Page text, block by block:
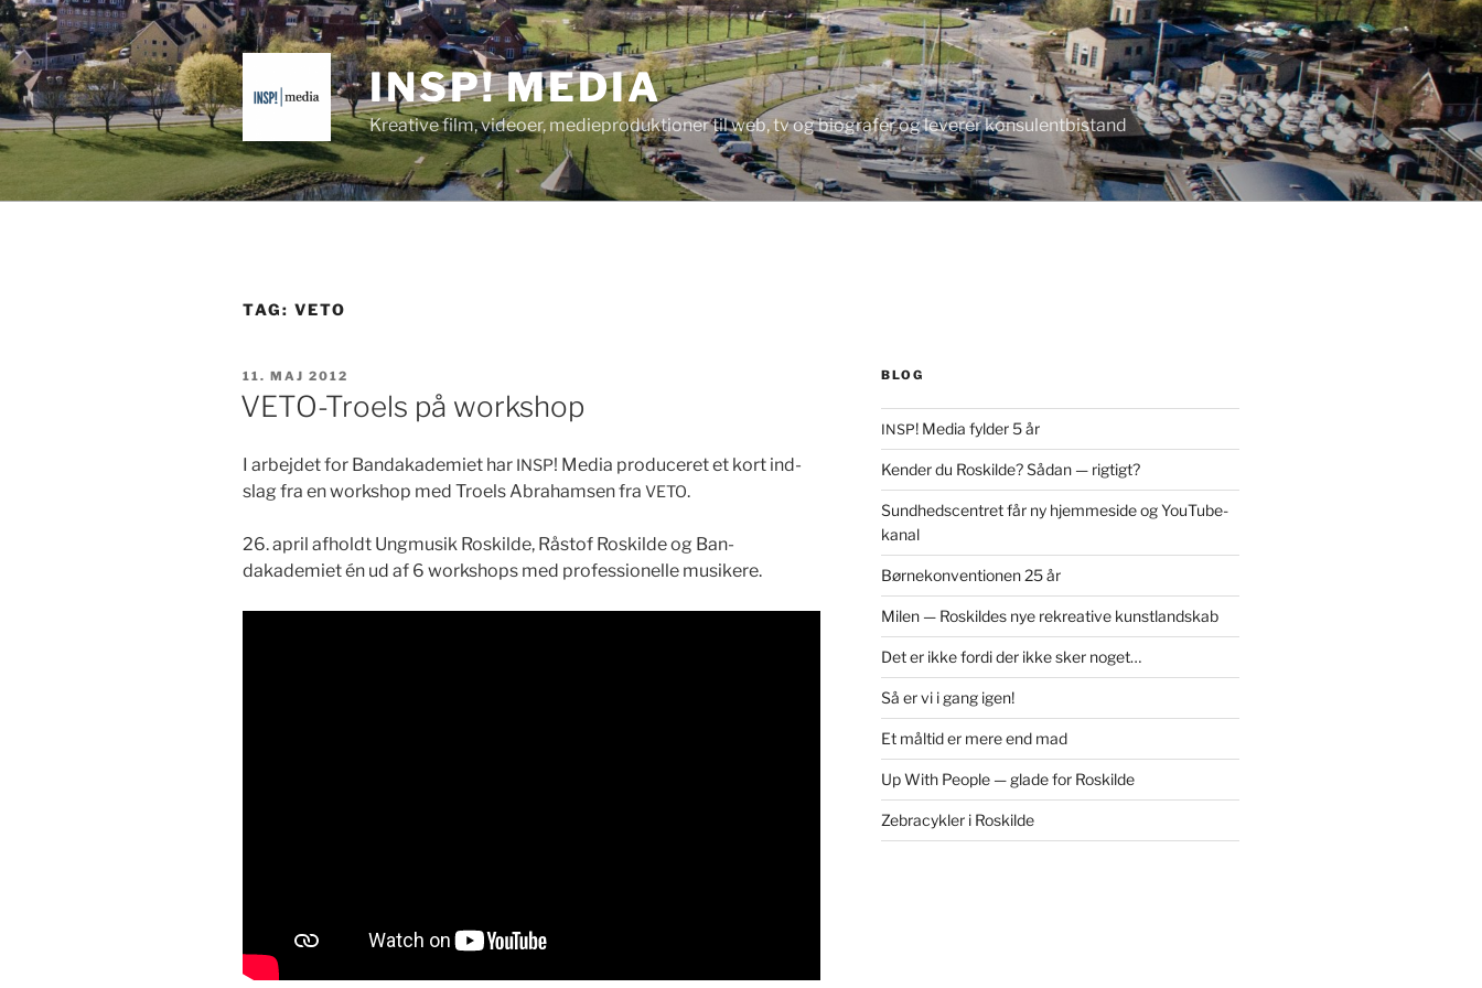
Videre
til
indhold
INSP! MEDIA
Kreative film, videoer, medieproduktioner til web, tv og biografer og leverer konsulentbistand
TAG: VETO
UDGIVET
DEN
11. MAJ 2012
VETO-Troels på workshop
I arbe­jdet for Ban­dakademiet har INSP! Media pro­duc­eret et kort ind­
slag fra en work­shop med Troels Abra­ham­sen fra VETO.
26. april afholdt Ung­musik Roskilde, Råstof Roskilde og Ban­
dakademiet én ud af 6 work­shops med pro­fes­sionelle musikere.
BLOG
INSP! Media fylder 5 år
Kender du Roskilde? Sådan — rigtigt?
Sundhedscentret får ny hjemmeside og YouTube-
kanal
Børnekonventionen 25 år
Milen — Roskildes nye rekreative kunstlandskab
Det er ikke fordi der ikke sker noget…
Så er vi i gang igen!
Et måltid er mere end mad
Up With People — glade for Roskilde
Zebracykler i Roskilde